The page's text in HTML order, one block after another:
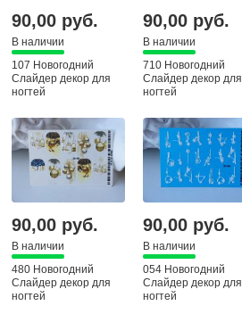
90,00 руб.
В наличии
107 Новогодний
Слайдер декор для
ногтей
90,00 руб.
В наличии
710 Новогодний
Слайдер декор для
ногтей
90,00 руб.
В наличии
480 Новогодний
Слайдер декор для
ногтей
90,00 руб.
В наличии
054 Новогодний
Слайдер декор для
ногтей